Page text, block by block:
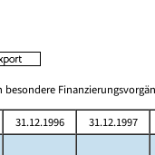
31.12.1996 31.12.1997